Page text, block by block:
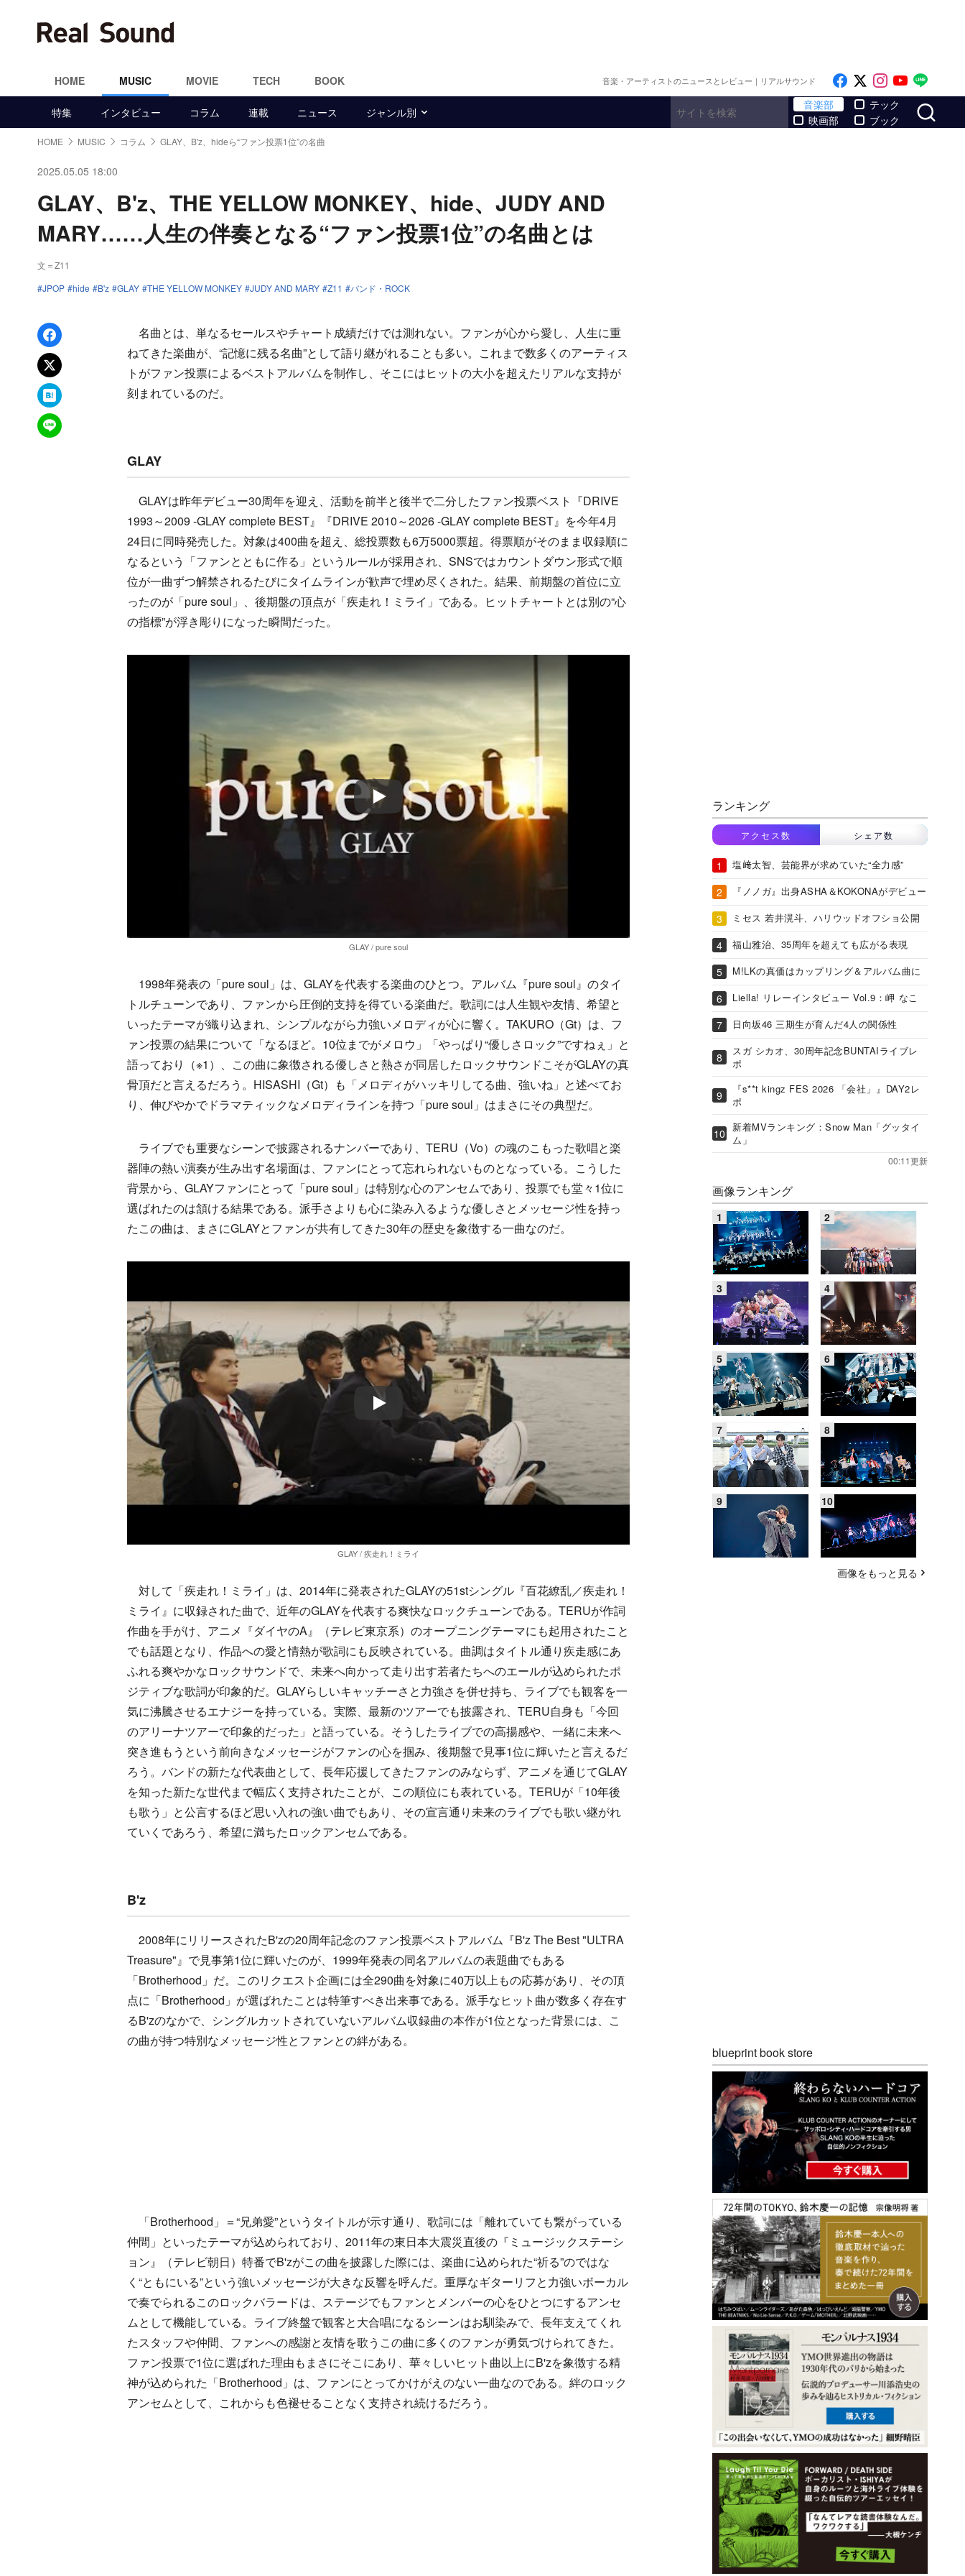
HOME MUSIC MOVIE TECH BOOK 音楽・アーティストのニュースとレビュー｜リアルサウンド Like on Facebook
Follow on x
Follow on
Follow
特集 インタビュー コラム 連載 ニュース ジャンル別
音楽部
映画部
テック
ブック
HOME MUSIC コラム GLAY、B'z、hideら“ファン投票1位”の名曲
2025.05.05 18:00
GLAY、B'z、THE YELLOW MONKEY、hide、JUDY AND
MARY……人生の伴奏となる“ファン投票1位”の名曲とは
文＝Z11
JPOP
hide B'z GLAY THE YELLOW MONKEY JUDY AND MARY Z11 バンド・ROCK
Facebookでシェア
xでポスト
はてなブックマーク
LINEで送る
名曲とは、単なるセールスやチャート成績だけでは測れない。ファンが心から愛し、人生に重
ねてきた楽曲が、“記憶に残る名曲”として語り継がれることも多い。これまで数多くのアーティス
トがファン投票によるベストアルバムを制作し、そこにはヒットの大小を超えたリアルな支持が
刻まれているのだ。
GLAY
GLAYは昨年デビュー30周年を迎え、活動を前半と後半で二分したファン投票ベスト『DRIVE
1993～2009 -GLAY complete BEST』『DRIVE 2010～2026 -GLAY complete BEST』を今年4月
24日に同時発売した。対象は400曲を超え、総投票数も6万5000票超。得票順がそのまま収録順に
なるという「ファンとともに作る」というルールが採用され、SNSではカウントダウン形式で順
位が一曲ずつ解禁されるたびにタイムラインが歓声で埋め尽くされた。結果、前期盤の首位に立
ったのが「pure soul」、後期盤の頂点が「疾走れ！ミライ」である。ヒットチャートとは別の“心
の指標”が浮き彫りになった瞬間だった。
GLAY / pure soul
1998年発表の「pure soul」は、GLAYを代表する楽曲のひとつ。アルバム『pure soul』のタイ
トルチューンであり、ファンから圧倒的支持を得ている楽曲だ。歌詞には人生観や友情、希望と
いったテーマが織り込まれ、シンプルながら力強いメロディが心に響く。TAKURO（Gt）は、フ
ァン投票の結果について「なるほど。10位までがメロウ」「やっぱり“優しさロック”ですねぇ」と
語っており（※1）、この曲に象徴される優しさと熱さが同居したロックサウンドこそがGLAYの真
骨頂だと言えるだろう。HISASHI（Gt）も「メロディがハッキリしてる曲、強いね」と述べてお
り、伸びやかでドラマティックなメロディラインを持つ「pure soul」はまさにその典型だ。
ライブでも重要なシーンで披露されるナンバーであり、TERU（Vo）の魂のこもった歌唱と楽
器陣の熱い演奏が生み出す名場面は、ファンにとって忘れられないものとなっている。こうした
背景から、GLAYファンにとって「pure soul」は特別な心のアンセムであり、投票でも堂々1位に
選ばれたのは頷ける結果である。派手さよりも心に染み入るような優しさとメッセージ性を持っ
たこの曲は、まさにGLAYとファンが共有してきた30年の歴史を象徴する一曲なのだ。
GLAY / 疾走れ！ミライ
対して「疾走れ！ミライ」は、2014年に発表されたGLAYの51stシングル『百花繚乱／疾走れ！
ミライ』に収録された曲で、近年のGLAYを代表する爽快なロックチューンである。TERUが作詞
作曲を手がけ、アニメ『ダイヤのA』（テレビ東京系）のオープニングテーマにも起用されたこと
でも話題となり、作品への愛と情熱が歌詞にも反映されている。曲調はタイトル通り疾走感にあ
ふれる爽やかなロックサウンドで、未来へ向かって走り出す若者たちへのエールが込められたポ
ジティブな歌詞が印象的だ。GLAYらしいキャッチーさと力強さを併せ持ち、ライブでも観客を一
気に沸騰させるエナジーを持っている。実際、最新のツアーでも披露され、TERU自身も「今回
のアリーナツアーで印象的だった」と語っている。そうしたライブでの高揚感や、一緒に未来へ
突き進もうという前向きなメッセージがファンの心を掴み、後期盤で見事1位に輝いたと言えるだ
ろう。バンドの新たな代表曲として、長年応援してきたファンのみならず、アニメを通じてGLAY
を知った新たな世代まで幅広く支持されたことが、この順位にも表れている。TERUが「10年後
も歌う」と公言するほど思い入れの強い曲でもあり、その宣言通り未来のライブでも歌い継がれ
ていくであろう、希望に満ちたロックアンセムである。
B'z
2008年にリリースされたB'zの20周年記念のファン投票ベストアルバム『B'z The Best "ULTRA
Treasure"』で見事第1位に輝いたのが、1999年発表の同名アルバムの表題曲でもある
「Brotherhood」だ。このリクエスト企画には全290曲を対象に40万以上もの応募があり、その頂
点に「Brotherhood」が選ばれたことは特筆すべき出来事である。派手なヒット曲が数多く存在す
るB'zのなかで、シングルカットされていないアルバム収録曲の本作が1位となった背景には、こ
の曲が持つ特別なメッセージ性とファンとの絆がある。
「Brotherhood」＝“兄弟愛”というタイトルが示す通り、歌詞には「離れていても繋がっている
仲間」といったテーマが込められており、2011年の東日本大震災直後の『ミュージックステーシ
ョン』（テレビ朝日）特番でB'zがこの曲を披露した際には、楽曲に込められた“祈る”のではな
く“ともにいる”という強いメッセージが大きな反響を呼んだ。重厚なギターリフと力強いボーカル
で奏でられるこのロックバラードは、ステージでもファンとメンバーの心をひとつにするアンセ
ムとして機能している。ライブ終盤で観客と大合唱になるシーンはお馴染みで、長年支えてくれ
たスタッフや仲間、ファンへの感謝と友情を歌うこの曲に多くのファンが勇気づけられてきた。
ファン投票で1位に選ばれた理由もまさにそこにあり、華々しいヒット曲以上にB'zを象徴する精
神が込められた「Brotherhood」は、ファンにとってかけがえのない一曲なのである。絆のロック
アンセムとして、これからも色褪せることなく支持され続けるだろう。
ランキング
アクセス数 シェア数
塩﨑太智、芸能界が求めていた“全力感”
『ノノガ』出身ASHA＆KOKONAがデビュー
ミセス 若井滉斗、ハリウッドオフショ公開
福山雅治、35周年を超えても広がる表現
M!LKの真価はカップリング＆アルバム曲に
Liella! リレーインタビュー Vol.9：岬 なこ
日向坂46 三期生が育んだ4人の関係性
スガ シカオ、30周年記念BUNTAIライブレ
ポ
『s**t kingz FES 2026 「会社」』DAY2レ
ポ
新着MVランキング：Snow Man「グッタイ
ム」
00:11更新
画像ランキング
画像をもっと見る
blueprint book store